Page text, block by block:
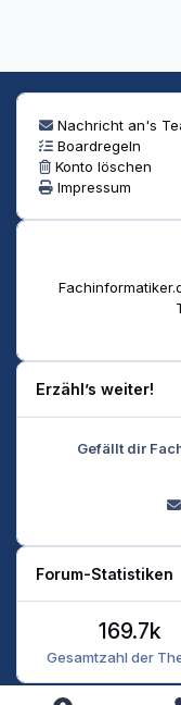
Nachricht an's
Boardregeln
Konto löschen
Impressum
Erzähl’s weiter!
Gefällt dir
Forum-Statistiken
Gesamtzahl der
169.7k